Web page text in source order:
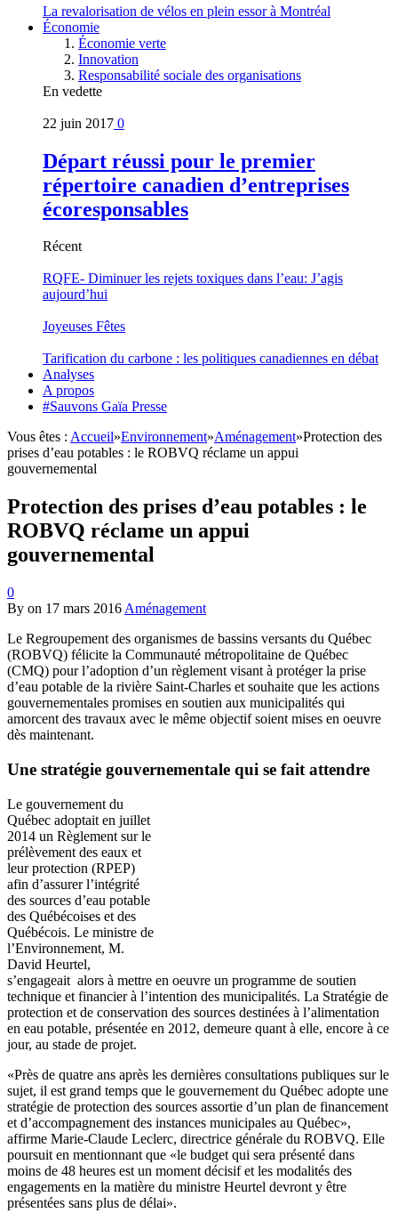
La revalorisation de vélos en plein essor à Montréal
Économie
Économie verte
Innovation
Responsabilité sociale des organisations
En vedette
22 juin 2017 0
Départ réussi pour le premier
répertoire canadien d’entreprises
écoresponsables
Récent
RQFE- Diminuer les rejets toxiques dans l’eau: J’agis
aujourd’hui
Joyeuses Fêtes
Tarification du carbone : les politiques canadiennes en débat
Analyses
A propos
#Sauvons Gaïa Presse
Vous êtes : Accueil»Environnement»Aménagement»Protection des
prises d’eau potables : le ROBVQ réclame un appui
gouvernemental
Protection des prises d’eau potables : le
ROBVQ réclame un appui
gouvernemental
0
By on 17 mars 2016 Aménagement
Le Regroupement des organismes de bassins versants du Québec
(ROBVQ) félicite la Communauté métropolitaine de Québec
(CMQ) pour l’adoption d’un règlement visant à protéger la prise
d’eau potable de la rivière Saint-Charles et souhaite que les actions
gouvernementales promises en soutien aux municipalités qui
amorcent des travaux avec le même objectif soient mises en oeuvre
dès maintenant.
Une stratégie gouvernementale qui se fait attendre
Le gouvernement du
Québec adoptait en juillet
2014 un Règlement sur le
prélèvement des eaux et
leur protection (RPEP)
afin d’assurer l’intégrité
des sources d’eau potable
des Québécoises et des
Québécois. Le ministre de
l’Environnement, M.
David Heurtel,
s’engageait alors à mettre en oeuvre un programme de soutien
technique et financier à l’intention des municipalités. La Stratégie de
protection et de conservation des sources destinées à l’alimentation
en eau potable, présentée en 2012, demeure quant à elle, encore à ce
jour, au stade de projet.
«Près de quatre ans après les dernières consultations publiques sur le
sujet, il est grand temps que le gouvernement du Québec adopte une
stratégie de protection des sources assortie d’un plan de financement
et d’accompagnement des instances municipales au Québec»,
affirme Marie-Claude Leclerc, directrice générale du ROBVQ. Elle
poursuit en mentionnant que «le budget qui sera présenté dans
moins de 48 heures est un moment décisif et les modalités des
engagements en la matière du ministre Heurtel devront y être
présentées sans plus de délai».